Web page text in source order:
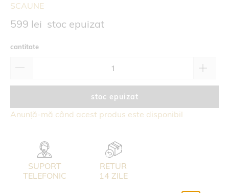
SCAUNE
599 lei stoc epuizat
cantitate
stoc epuizat
Anunță-mă când acest produs este disponibil
SUPORT
TELEFONIC
RETUR
14 ZILE